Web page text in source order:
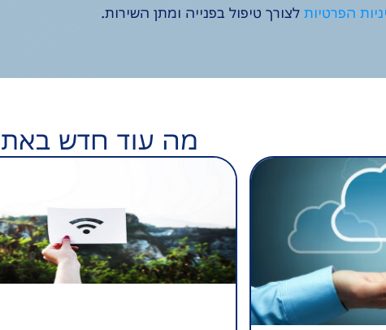
הפרטיות לצורך טיפול בפנייה ומתן השירות.
מה עוד חדש